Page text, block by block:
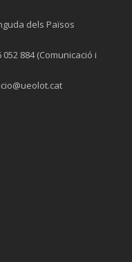
dels Països
052 884 (Comunicació i